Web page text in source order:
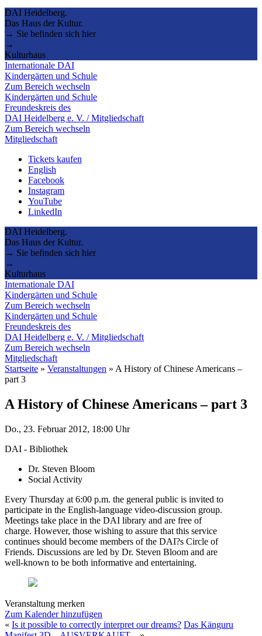
DAI Heidelberg.
Das Haus der Kultur.
→ Sie befinden sich hier
→
Kulturhaus
Internationale DAI
Kindergärten und Schule
Zum Bereich wechseln
Kindergärten und Schule
Freundeskreis des
DAI Heidelberg e. V. / Mitgliedschaft
Zum Bereich wechseln
Mitgliedschaft
Tickets kaufen
English
Facebook
Instagram
YouTube
LinkedIn
DAI Heidelberg.
Das Haus der Kultur.
→ Sie befinden sich hier
→
Kulturhaus
Internationale DAI
Kindergärten und Schule
Zum Bereich wechseln
Kindergärten und Schule
Freundeskreis des
DAI Heidelberg e. V. / Mitgliedschaft
Zum Bereich wechseln
Mitgliedschaft
Startseite » Veranstaltungen » A History of Chinese Americans –
part 3
A History of Chinese Americans – part 3
Do., 23. Februar 2012, 18:00 Uhr
DAI - Bibliothek
Dr. Steven Bloom
Social Activity
Every Thursday at 6:00 p.m. the general public is invited to
participate in the English-language video-discussion group.
Meetings take place in the DAI library and are free of
charge. However, those wishing to assure that this service
continues should become members of the DAI?s Circle of
Friends. Discussions are led by Dr. Steven Bloom and are
well-known to be both informative and entertaining.
Veranstaltung merken
Zum Kalender hinzufügen
« Is it possible to correctly interpret our dreams? Das Känguru